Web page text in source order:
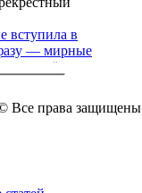
вступила в
— мирные
всё чаще
Все права защищены